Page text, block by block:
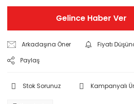
Gelince Haber Ver
Arkadaşına Öner
Fiyatı
Paylaş
Stok Sorunuz Kampanyalı